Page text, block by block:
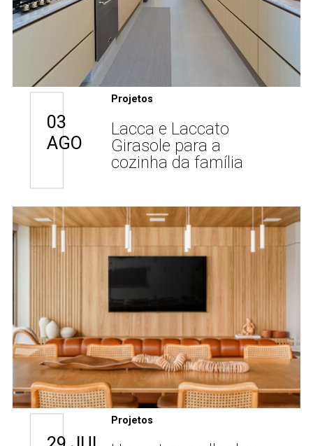
03
AGO
Projetos
Lacca e Laccato
Girasole para a
cozinha da família
Projetos